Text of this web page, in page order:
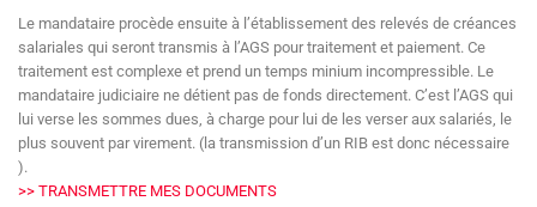
Le mandataire procède ensuite à l’établissement des relevés de créances
salariales qui seront transmis à l’AGS pour traitement et paiement. Ce
traitement est complexe et prend un temps minium incompressible. Le
mandataire judiciaire ne détient pas de fonds directement. C’est l’AGS qui
lui verse les sommes dues, à charge pour lui de les verser aux salariés, le
plus souvent par virement. (la transmission d’un RIB est donc nécessaire
).
>> TRANSMETTRE MES DOCUMENTS